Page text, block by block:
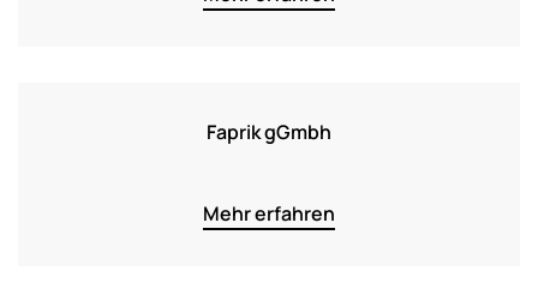
Faprik gGmbh
Mehr erfahren